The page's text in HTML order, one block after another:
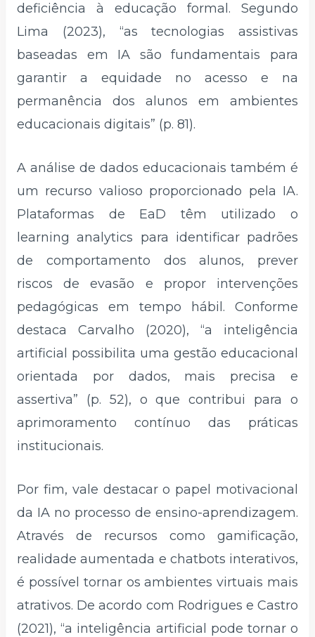
deficiência à educação formal. Segundo
Lima (2023), “as tecnologias assistivas
baseadas em IA são fundamentais para
garantir a equidade no acesso e na
permanência dos alunos em ambientes
educacionais digitais” (p. 81).
A análise de dados educacionais também é
um recurso valioso proporcionado pela IA.
Plataformas de EaD têm utilizado o
learning analytics para identificar padrões
de comportamento dos alunos, prever
riscos de evasão e propor intervenções
pedagógicas em tempo hábil. Conforme
destaca Carvalho (2020), “a inteligência
artificial possibilita uma gestão educacional
orientada por dados, mais precisa e
assertiva” (p. 52), o que contribui para o
aprimoramento contínuo das práticas
institucionais.
Por fim, vale destacar o papel motivacional
da IA no processo de ensino-aprendizagem.
Através de recursos como gamificação,
realidade aumentada e chatbots interativos,
é possível tornar os ambientes virtuais mais
atrativos. De acordo com Rodrigues e Castro
(2021), “a inteligência artificial pode tornar o